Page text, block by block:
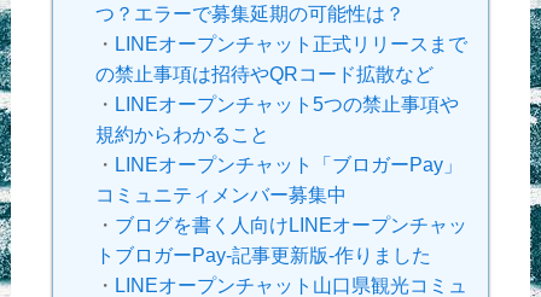
つ？エラーで募集延期の可能性は？
・ LINEオープンチャット正式リリースまで
の禁止事項は招待やQRコード拡散など
・ LINEオープンチャット5つの禁止事項や
規約からわかること
・ LINEオープンチャット「ブロガーPay」
コミュニティメンバー募集中
・ ブログを書く人向けLINEオープンチャッ
トブロガーPay-記事更新版-作りました
・ LINEオープンチャット山口県観光コミュ